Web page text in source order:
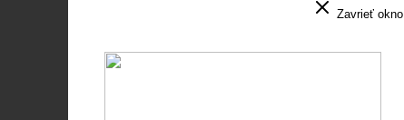
Zavrieť okno